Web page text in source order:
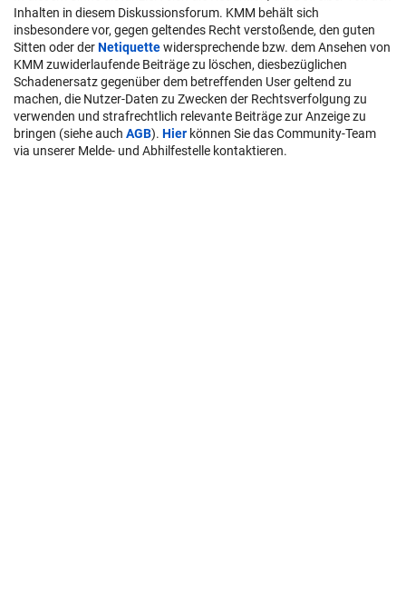
Inhalten in diesem Diskussionsforum. KMM behält sich
insbesondere vor, gegen geltendes Recht verstoßende, den guten
Sitten oder derNetiquettewidersprechende bzw. dem Ansehen von
KMM zuwiderlaufende Beiträge zu löschen, diesbezüglichen
Schadenersatz gegenüber dem betreffenden User geltend zu
machen, die Nutzer-Daten zu Zwecken der Rechtsverfolgung zu
verwenden und strafrechtlich relevante Beiträge zur Anzeige zu
bringen (siehe auch AGB). Hier können Sie das Community-Team
via unserer Melde- und Abhilfestelle kontaktieren.